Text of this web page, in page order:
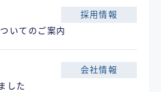
採用情報
いてのご案内
会社情報
した